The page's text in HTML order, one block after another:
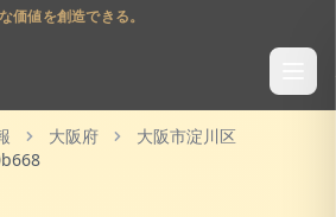
価値を創造できる。
大阪府
大阪市淀川区